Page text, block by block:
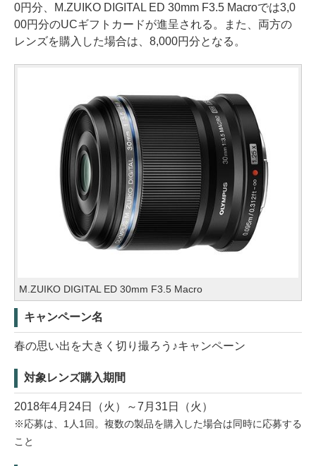
0円分、M.ZUIKO DIGITAL ED 30mm F3.5 Macroでは3,0
00円分のUCギフトカードが進呈される。また、両方の
レンズを購入した場合は、8,000円分となる。
M.ZUIKO DIGITAL ED 30mm F3.5 Macro
キャンペーン名
春の思い出を大きく切り撮ろう♪キャンペーン
対象レンズ購入期間
2018年4月24日（火）～7月31日（火）
※応募は、1人1回。複数の製品を購入した場合は同時に応募する
こと